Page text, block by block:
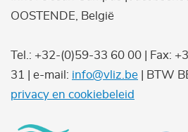
OOSTENDE, België
Tel.: +32-(0)59-33 60 00 | Fax:
31 | e-mail: info@vliz.be | BTW
privacy en cookiebeleid